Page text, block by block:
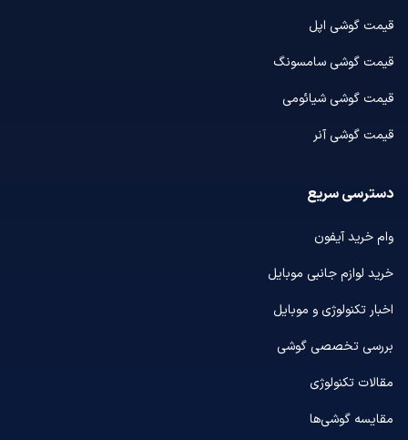
قیمت گوشی اپل
قیمت گوشی سامسونگ
قیمت گوشی شیائومی
قیمت گوشی آنر
دسترسی سریع
وام خرید آیفون
خرید لوازم جانبی موبایل
اخبار تکنولوژی و موبایل
بررسی تخصصی گوشی
مقالات تکنولوژی
مقایسه گوشی‌ها